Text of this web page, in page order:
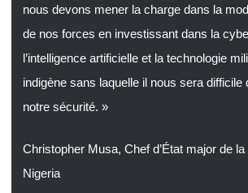
nous devons mener la charge dans la
de nos forces en investissant dans la
l’intelligence artificielle et la technologie
indigène sans laquelle il nous sera difficile
notre sécurité. »
Christopher Musa, Chef d’État major de
Nigeria